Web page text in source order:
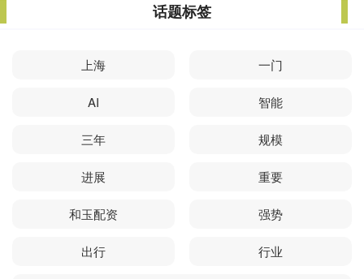
话题标签
上海 一门
AI 智能
三年 规模
进展 重要
和玉配资 强势
出行 行业